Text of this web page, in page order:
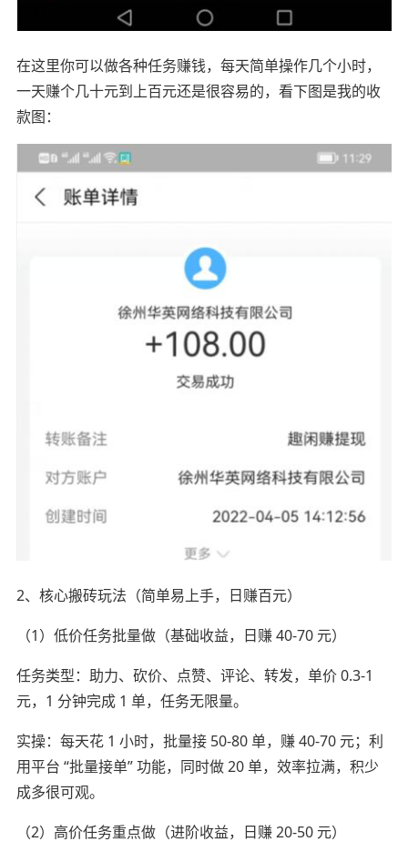
在这里你可以做各种任务赚钱，每天简单操作几个小时，
一天赚个几十元到上百元还是很容易的，看下图是我的收
款图：
2、核心搬砖玩法（简单易上手，日赚百元）
（1）低价任务批量做（基础收益，日赚 40-70 元）
任务类型：助力、砍价、点赞、评论、转发，单价 0.3-1
元，1 分钟完成 1 单，任务无限量。
实操：每天花 1 小时，批量接 50-80 单，赚 40-70 元；利
用平台 “批量接单” 功能，同时做 20 单，效率拉满，积少
成多很可观。
（2）高价任务重点做（进阶收益，日赚 20-50 元）